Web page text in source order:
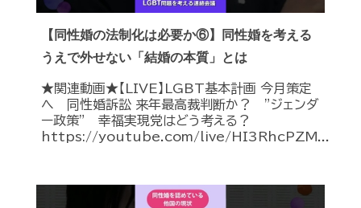
【同性婚の法制化は必要か⑥】同性婚を考える
うえで外せない「結婚の本質」とは
★関連動画★【LIVE】LGBT基本計画 今月策定
へ 同性婚訴訟 来年最高裁判断か？ ”ジェンダ
ー政策” 幸福実現党はどう考える？
https://youtube.com/live/HI3RhcPZM...